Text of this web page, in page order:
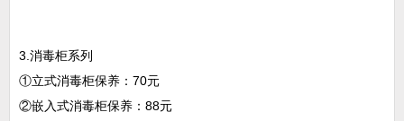
3.消毒柜系列
①立式消毒柜保养：70元
②嵌入式消毒柜保养：88元